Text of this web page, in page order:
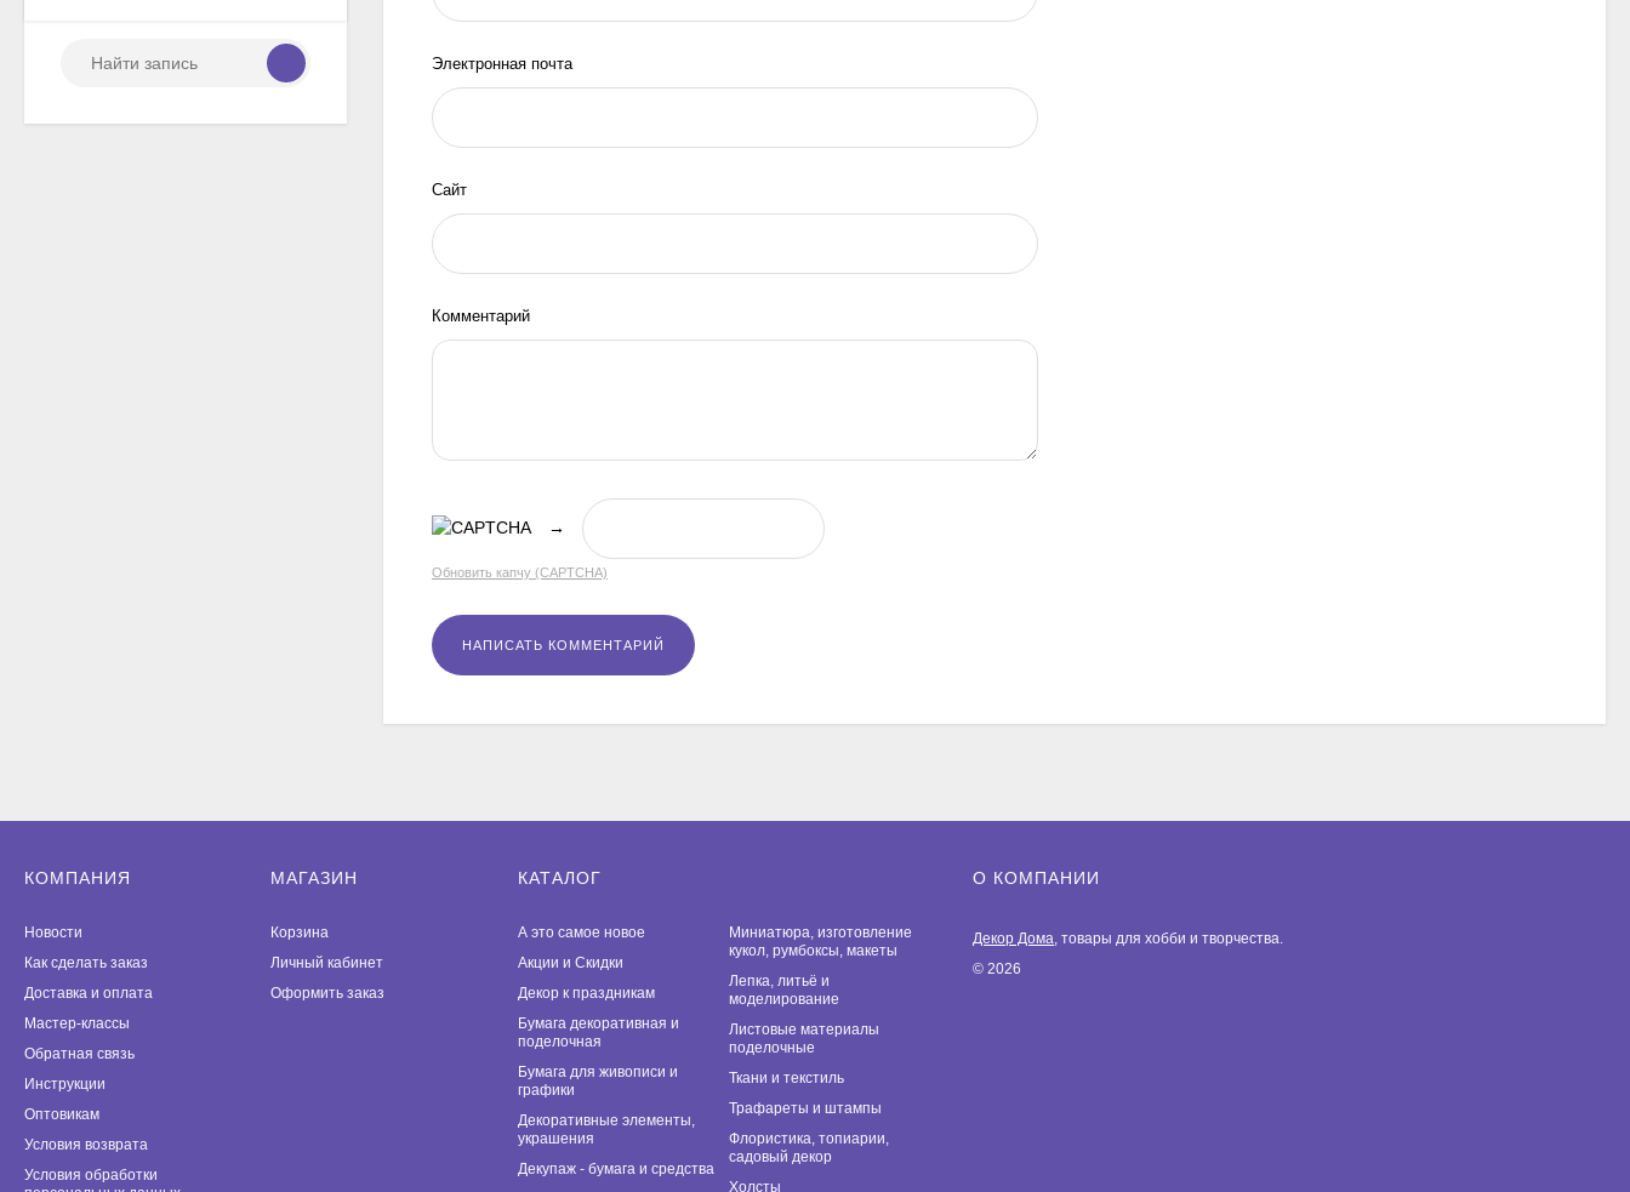
Электронная почта
Сайт
Комментарий
→
Обновить капчу (CAPTCHA)
КОМПАНИЯ
Новости
Как сделать заказ
Доставка и оплата
Мастер-классы
Обратная связь
Инструкции
Оптовикам
Условия возврата
Условия обработки
МАГАЗИН
Корзина
Личный кабинет
Оформить заказ
КАТАЛОГ
А это самое новое
Акции и Скидки
Декор к праздникам
Бумага декоративная и
поделочная
Бумага для живописи и
графики
Декоративные элементы,
украшения
Декупаж - бумага и средства
Миниатюра, изготовление
кукол, румбоксы, макеты
Лепка, литьё и
моделирование
Листовые материалы
поделочные
Ткани и текстиль
Трафареты и штампы
Флористика, топиарии,
садовый декор
Холсты
О КОМПАНИИ
Декор Дома , товары для хобби и творчества.
© 2026